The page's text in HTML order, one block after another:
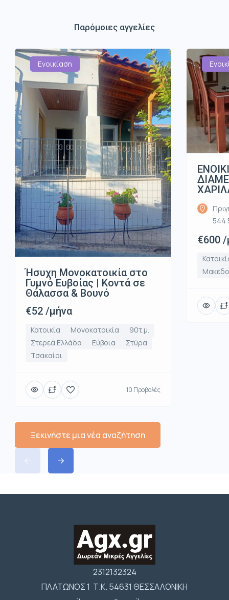
Παρόμοιες αγγελίες
Ενοικίαση
Ήσυχη Μονοκατοικία στο
Γυμνό Ευβοίας | Κοντά σε
Θάλασσα & Βουνό
€52 /μήνα
Κατοικία Μονοκατοικία
90τ.μ.
Στερεά Ελλάδα
Εύβοια
Στύρα
Τσακαίοι
10 Προβολές
544
€600
Ξεκινήστε μια νέα αναζήτηση
2312132324
ΠΛΑΤΩΝΟΣ 1 Τ.Κ. 54631 ΘΕΣΣΑΛΟΝΙΚΗ